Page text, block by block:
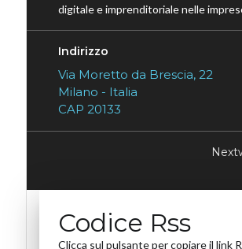
digitale e imprenditoriale nelle
Indirizzo
Via Moretto da Brescia, 22
Milano - Italia
CAP 20133
Codice Rss
Clicca sul pulsante per copiare il link